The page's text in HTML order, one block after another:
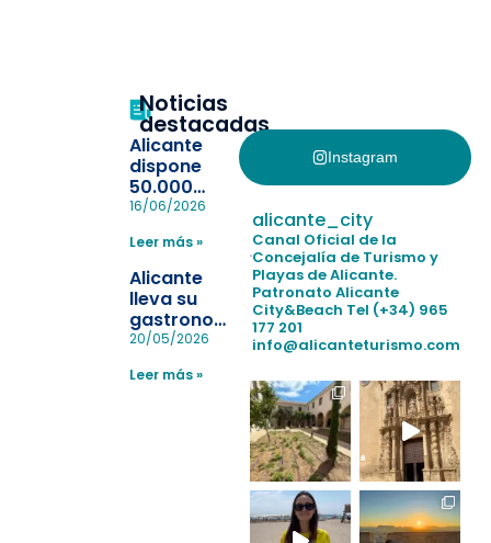
Noticias
destacadas
Alicante
dispone
50.000
pulseras
la
pérdida de niños
en las
playas y
realiza con
éxito un
simulacro de socorrismo
16/06/2026
Leer más »
Alicante
lleva su
gastronomía
a Madrid
reforzar el
20/05/2026
Leer más »
Instagram
alicante_city
Canal Oficial de la
Concejalía de Turismo y
Playas de Alicante.
Patronato Alicante
City&Beach Tel (+34) 965
177 201
info@alicanteturismo.com